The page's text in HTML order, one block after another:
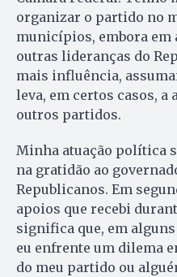
organizar o partido no
municípios, embora em
outras lideranças do
mais influência,
leva, em certos casos, a
outros partidos.
Minha atuação política
na gratidão ao
Republicanos. Em
apoios que recebi
significa que, em
eu enfrente um dilema
do meu partido ou